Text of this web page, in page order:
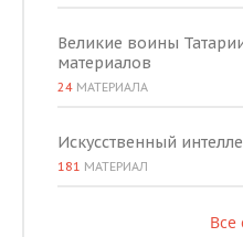
Великие воины
материалов
24 МАТЕРИАЛА
Искусственный
181 МАТЕРИАЛ